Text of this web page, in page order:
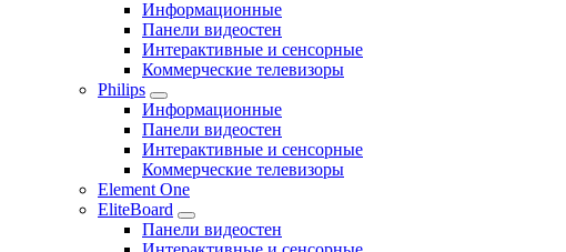
Информационные
Панели видеостен
Интерактивные и сенсорные
Коммерческие телевизоры
Philips
Информационные
Панели видеостен
Интерактивные и сенсорные
Коммерческие телевизоры
Element One
EliteBoard
Панели видеостен